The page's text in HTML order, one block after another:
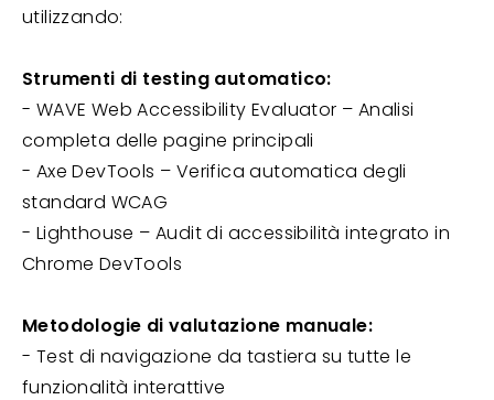
utilizzando:
Strumenti di testing automatico:
- WAVE Web Accessibility Evaluator – Analisi
completa delle pagine principali
- Axe DevTools – Verifica automatica degli
standard WCAG
- Lighthouse – Audit di accessibilità integrato in
Chrome DevTools
Metodologie di valutazione manuale:
- Test di navigazione da tastiera su tutte le
funzionalità interattive